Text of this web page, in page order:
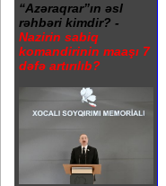
“Azəraqrar”ın əsl
rəhbəri kimdir? -
Nazirin sabiq
komandirinin maaşı 7
dəfə artırılıb?